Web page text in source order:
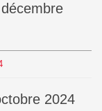
2024